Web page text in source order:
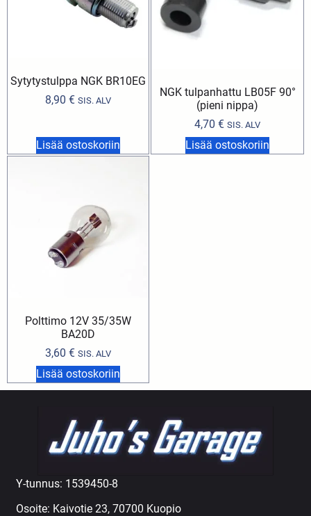
Sytytystulppa NGK BR10EG
8,90 € SIS. ALV
Lisää ostoskoriin
NGK tulpanhattu LB05F 90°
(pieni nippa)
4,70 € SIS. ALV
Lisää ostoskoriin
Polttimo 12V 35/35W
BA20D
3,60 € SIS. ALV
Lisää ostoskoriin
Y-tunnus: 1539450-8
Osoite: Kaivotie 23, 70700 Kuopio